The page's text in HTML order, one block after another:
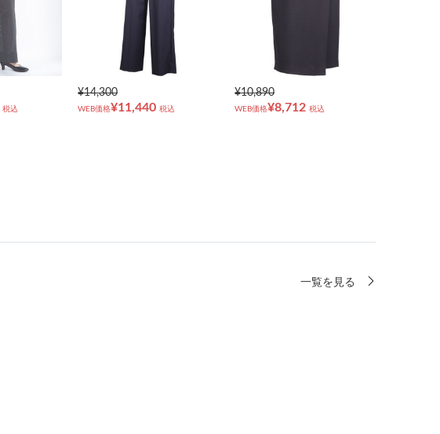
税込
¥14,300
WEB価格¥11,440 税込
¥10,890
WEB価格¥8,712 税込
一覧を見る